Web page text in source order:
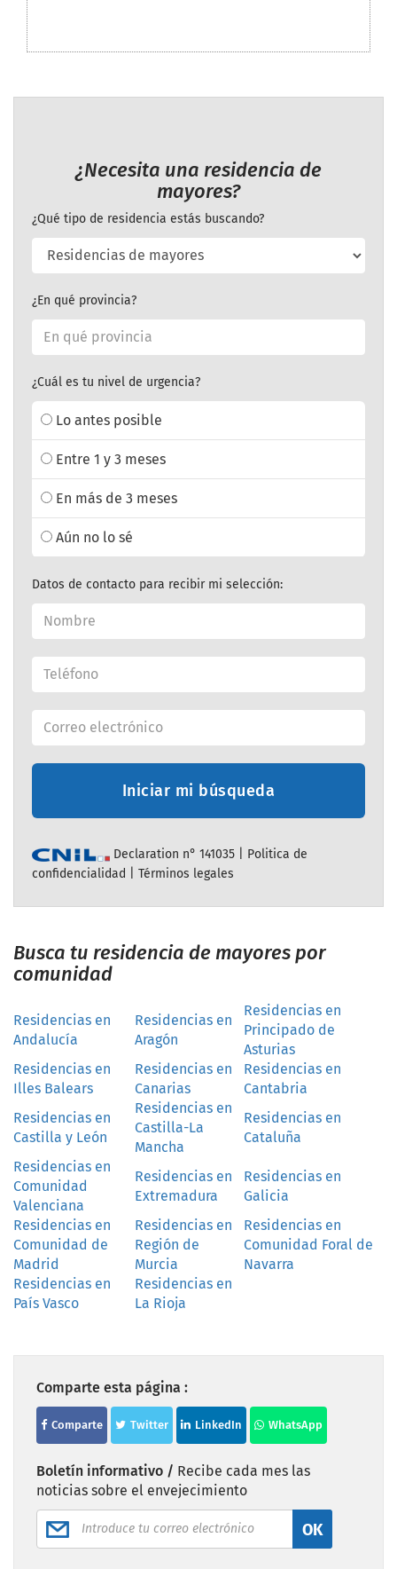
¿Necesita una residencia de
mayores?
¿Qué tipo de residencia estás buscando?
¿En qué provincia?
¿Cuál es tu nivel de urgencia?
Lo antes posible
Entre 1 y 3 meses
En más de 3 meses
Aún no lo sé
Datos de contacto para recibir mi selección:
Iniciar mi búsqueda
Declaration n° 141035 | Politica de
confidencialidad
Términos legales
Busca tu residencia de mayores por
comunidad
Residencias en
Andalucía
Residencias en
Aragón
Residencias en
Principado de
Asturias
Residencias en
Illes Balears
Residencias en
Canarias
Residencias en
Cantabria
Residencias en
Castilla y León
Residencias en
Castilla-La
Mancha
Residencias en
Cataluña
Residencias en
Comunidad
Valenciana
Residencias en
Extremadura
Residencias en
Galicia
Residencias en
Comunidad de
Madrid
Residencias en
Región de
Murcia
Residencias en
Comunidad Foral de
Navarra
Residencias en
País Vasco
Residencias en
La Rioja
Comparte esta página :
Comparte Twitter LinkedIn WhatsApp
Boletín informativo / Recibe cada mes las
noticias sobre el envejecimiento
OK